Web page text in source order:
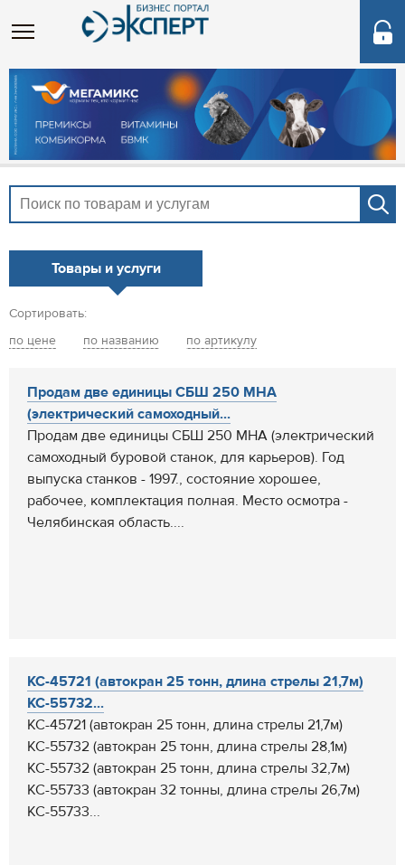
Товары и услуги
Сортировать:
по цене
по названию по артикулу
Продам две единицы СБШ 250 МНА
(электрический самоходный...
Продам две единицы СБШ 250 МНА (электрический
самоходный буровой станок, для карьеров). Год
выпуска станков - 1997., состояние хорошее,
рабочее, комплектация полная. Место осмотра -
Челябинская область....
КС-45721 (автокран 25 тонн, длина стрелы 21,7м)
КС-55732...
КС-45721 (автокран 25 тонн, длина стрелы 21,7м)
КС-55732 (автокран 25 тонн, длина стрелы 28,1м)
КС-55732 (автокран 25 тонн, длина стрелы 32,7м)
КС-55733 (автокран 32 тонны, длина стрелы 26,7м)
КС-55733...